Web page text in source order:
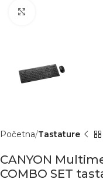
Početna Tastature
CANYON
COMBO SET